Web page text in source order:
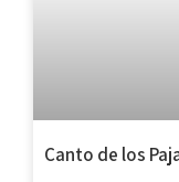
Canto de los